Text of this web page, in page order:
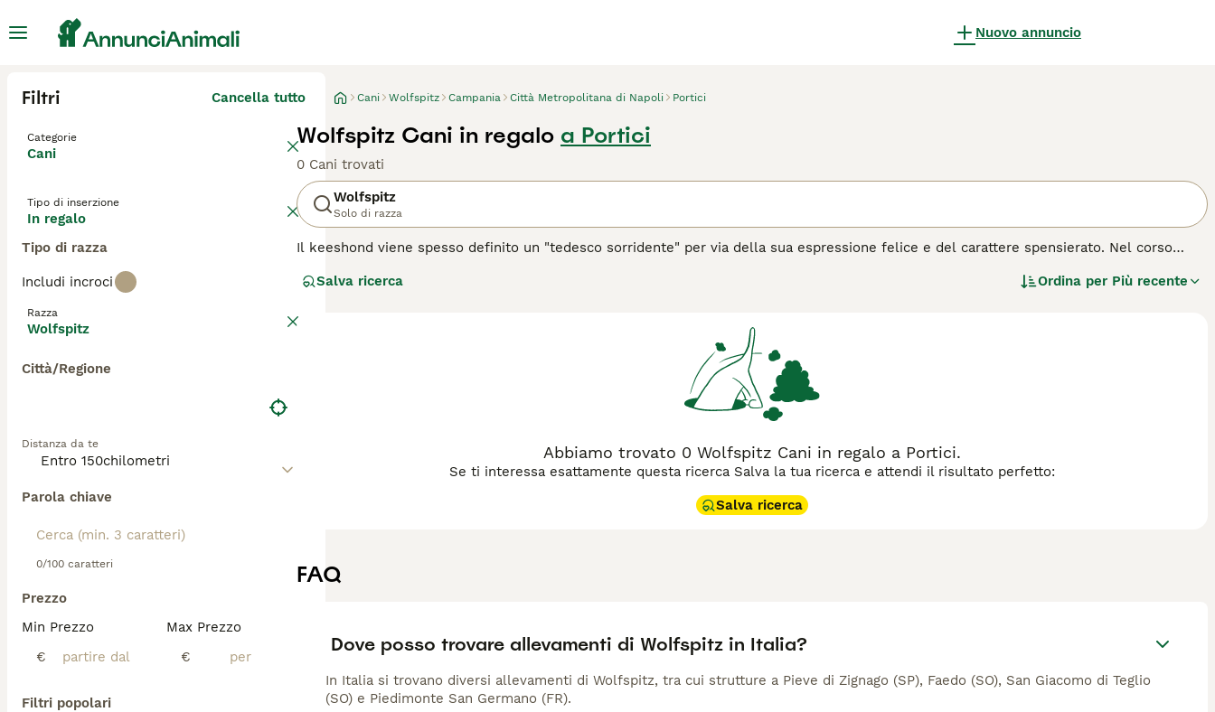
Nuovo annuncio
Filtri Cancella tutto
Categorie
Cani
Tipo di inserzione
In regalo
Tipo di razza
Includi incroci
Razza
Wolfspitz
Città/Regione
Distanza da te
Parola chiave
0/100 caratteri
Prezzo
Min Prezzo
€
Max Prezzo
€
Filtri popolari
Cani Wolfspitz Campania Città Metropolitana di Napoli Portici
Wolfspitz Cani in regalo a Portici
0 Cani trovati
Wolfspitz
Solo di razza
Il keeshond viene spesso definito un "tedesco sorridente" per via della sua espressione felice e del carattere spensierato. Nel corso
leale. Si tratta di cani tipo Spitz, caratterizzati da un aspetto compatto e solido e da un rigoglioso, folto, doppio mantello che fornisce loro
per informazioni su questa razza di cane.
Salva ricerca Ordina per Più recente
Abbiamo trovato 0 Wolfspitz Cani in regalo a Portici.
Se ti interessa esattamente questa ricerca Salva la tua ricerca e attendi il risultato perfetto:
Salva ricerca
FAQ
Dove posso trovare allevamenti di Wolfspitz in Italia?
In Italia si trovano diversi allevamenti di Wolfspitz, tra cui strutture a Pieve di Zignago (SP), Faedo (SO), San Giacomo di Teglio
(SO) e Piedimonte San Germano (FR).